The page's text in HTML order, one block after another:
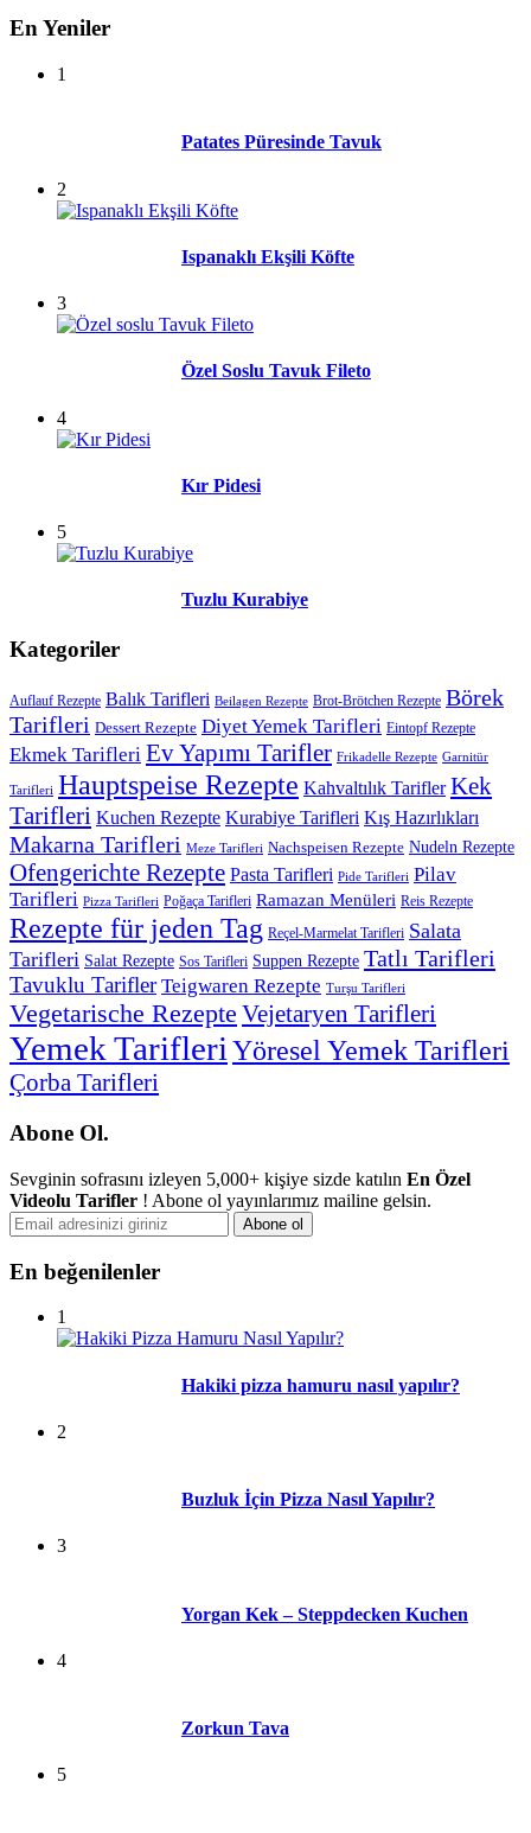
En Yeniler
1
Patates Püresinde Tavuk
2
Ispanaklı Ekşili Köfte
3
Özel Soslu Tavuk Fileto
4
Kır Pidesi
5
Tuzlu Kurabiye
Kategoriler
Auflauf Rezepte Balık Tarifleri Beilagen Rezepte Brot-Brötchen Rezepte Börek
Tarifleri Dessert Rezepte Diyet Yemek Tarifleri Eintopf Rezepte
Ekmek Tarifleri Ev Yapımı Tarifler Frikadelle Rezepte Garnitür
Tarifleri Hauptspeise Rezepte Kahvaltılık Tarifler Kek
Tarifleri Kuchen Rezepte Kurabiye Tarifleri Kış Hazırlıkları
Makarna Tarifleri Meze Tarifleri Nachspeisen Rezepte Nudeln Rezepte
Ofengerichte Rezepte Pasta Tarifleri Pide Tarifleri Pilav
Tarifleri Pizza Tarifleri Poğaça Tarifleri Ramazan Menüleri Reis Rezepte
Rezepte für jeden Tag Reçel-Marmelat Tarifleri Salata
Tarifleri Salat Rezepte Sos Tarifleri Suppen Rezepte Tatlı Tarifleri
Tavuklu Tarifler Teigwaren Rezepte Turşu Tarifleri
Vegetarische Rezepte Vejetaryen Tarifleri
Yemek TarifleriYöresel Yemek Tarifleri
Çorba Tarifleri
Abone Ol.
Sevginin sofrasını izleyen 5,000+ kişiye sizde katılın En Özel
Videolu Tarifler ! Abone ol yayınlarımız mailine gelsin.
En beğenilenler
1
Hakiki pizza hamuru nasıl yapılır?
2
Buzluk İçin Pizza Nasıl Yapılır?
3
Yorgan Kek – Steppdecken Kuchen
4
Zorkun Tava
5